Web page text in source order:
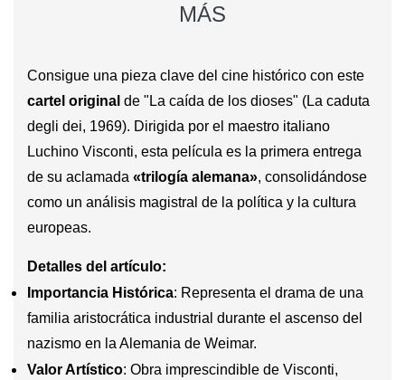
MÁS
Consigue una pieza clave del cine histórico con este
cartel original de "La caída de los dioses" (La caduta
degli dei, 1969). Dirigida por el maestro italiano
Luchino Visconti, esta película es la primera entrega
de su aclamada «trilogía alemana», consolidándose
como un análisis magistral de la política y la cultura
europeas.
Detalles del artículo:
Importancia Histórica: Representa el drama de una
familia aristocrática industrial durante el ascenso del
nazismo en la Alemania de Weimar.
Valor Artístico: Obra imprescindible de Visconti,